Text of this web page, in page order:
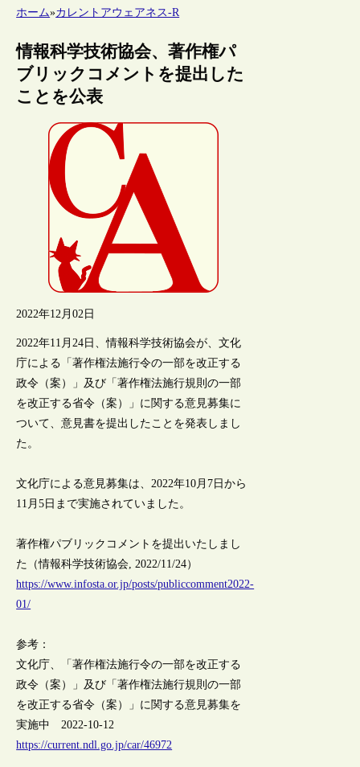
ホーム»カレントアウェアネス-R
情報科学技術協会、著作権パ
ブリックコメントを提出した
ことを公表
2022年12月02日
2022年11月24日、情報科学技術協会が、文化
庁による「著作権法施行令の一部を改正する
政令（案）」及び「著作権法施行規則の一部
を改正する省令（案）」に関する意見募集に
ついて、意見書を提出したことを発表しまし
た。
文化庁による意見募集は、2022年10月7日から
11月5日まで実施されていました。
著作権パブリックコメントを提出いたしまし
た（情報科学技術協会, 2022/11/24）
https://www.infosta.or.jp/posts/publiccomment2022-
01/
参考：
文化庁、「著作権法施行令の一部を改正する
政令（案）」及び「著作権法施行規則の一部
を改正する省令（案）」に関する意見募集を
実施中 2022-10-12
https://current.ndl.go.jp/car/46972